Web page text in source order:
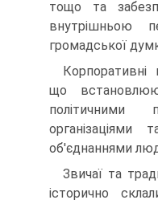
тощо та
внутрішньою
громадської
що
політичними
організаціями
об'єднаннями
Звичаї та
історично